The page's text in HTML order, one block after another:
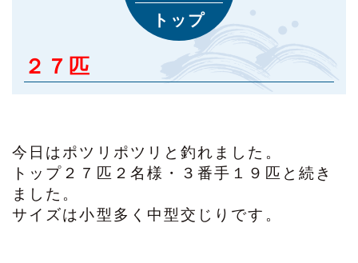
トップ
２７匹
今日はポツリポツリと釣れました。
トップ２７匹２名様・３番手１９匹と続き
ました。
サイズは小型多く中型交じりです。